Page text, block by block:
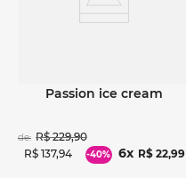
passion ice cream
de: R$ 229,90
R$ 137,94 -40% 6 R$ 22,99